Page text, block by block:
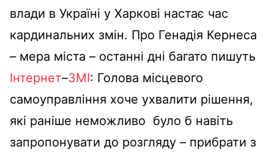
влади в Україні у Харкові настає час
кардинальних змін. Про Генадія Кернеса
– мера міста – останні дні багато пишуть
Інтернет–ЗМІ: Голова місцевого
самоуправління хоче ухвалити рішення,
які раніше неможливо було б навіть
запропонувати до розгляду – прибрати з